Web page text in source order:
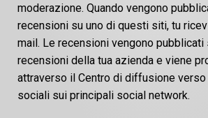
moderazione. Quando vengono
recensioni su uno di questi siti, tu
mail. Le recensioni vengono pubblicati
recensioni della tua azienda e viene
attraverso il Centro di diffusione verso
sociali sui principali social network.